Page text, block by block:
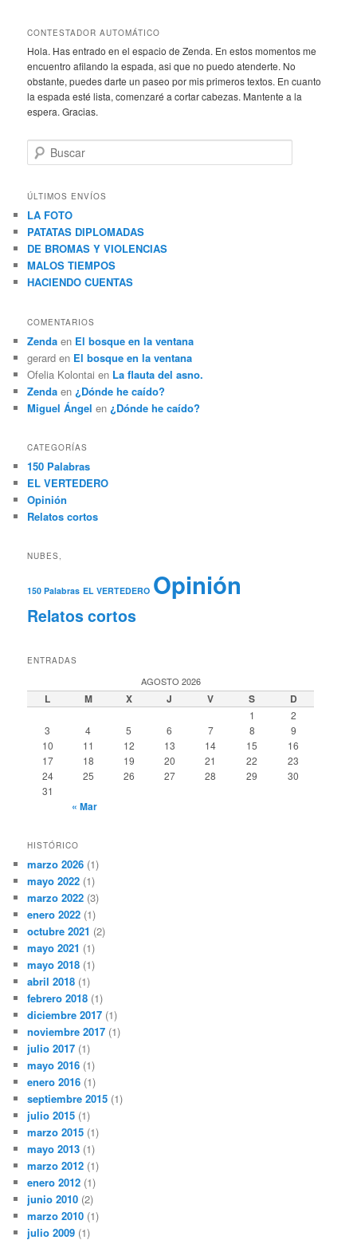
CONTESTADOR AUTOMÁTICO
Hola. Has entrado en el espacio de Zenda. En estos momentos me
encuentro afilando la espada, asi que no puedo atenderte. No
obstante, puedes darte un paseo por mis primeros textos. En cuanto
la espada esté lista, comenzaré a cortar cabezas. Mantente a la
espera. Gracias.
u
c
r
ÚLTIMOS ENVÍOS
LA FOTO
PATATAS DIPLOMADAS
DE BROMAS Y VIOLENCIAS
MALOS TIEMPOS
HACIENDO CUENTAS
COMENTARIOS
Zenda en El bosque en la ventana
gerard en El bosque en la ventana
Ofelia Kolontai en La flauta del asno.
Zenda en ¿Dónde he caído?
Miguel Ángel en ¿Dónde he caído?
CATEGORÍAS
150 Palabras
EL VERTEDERO
Opinión
Relatos cortos
NUBES,
150 Palabras EL VERTEDERO Opinión
Relatos cortos
ENTRADAS
AGOSTO 2026
L M X J V S D
1
2
3
4 5 6 7 8
9
10
11 12 13 14 15
16
17
18 19 20 21 22
23
24
25 26 27 28 29
30
31
« Mar
HISTÓRICO
marzo 2026 (1)
mayo 2022 (1)
marzo 2022 (3)
enero 2022 (1)
octubre 2021 (2)
mayo 2021 (1)
mayo 2018 (1)
abril 2018 (1)
febrero 2018 (1)
diciembre 2017 (1)
noviembre 2017 (1)
julio 2017 (1)
mayo 2016 (1)
enero 2016 (1)
septiembre 2015 (1)
julio 2015 (1)
marzo 2015 (1)
mayo 2013 (1)
marzo 2012 (1)
enero 2012 (1)
junio 2010 (2)
marzo 2010 (1)
julio 2009 (1)